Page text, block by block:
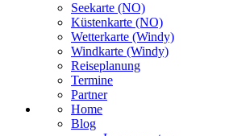
Seekarte (NO)
Küstenkarte (NO)
Wetterkarte (Windy)
Windkarte (Windy)
Reiseplanung
Termine
Partner
Home
Blog